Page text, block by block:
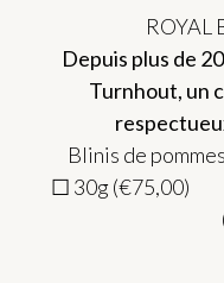
ROYAL
Depuis plus de
Turnhout, un
Blinis de
☐ 30g (€75,00)